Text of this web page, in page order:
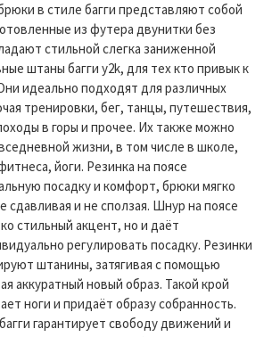
в стиле багги представляют собой
из футера двунитки без
стильной слегка заниженной
штаны багги y2k, для тех кто привык к
идеально подходят для различных
тренировки, бег, танцы, путешествия,
в горы и прочее. Их также можно
жизни, в том числе в школе,
йоги. Резинка на поясе
посадку и комфорт, брюки мягко
сдавливая и не сползая. Шнур на поясе
стильный акцент, но и даёт
регулировать посадку. Резинки
штанины, затягивая с помощью
аккуратный новый образ. Такой крой
ноги и придаёт образу собранность.
гарантирует свободу движений и